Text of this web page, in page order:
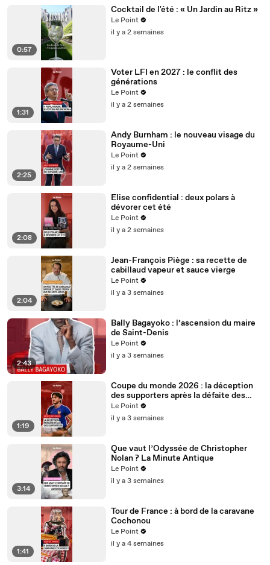
0:57
Cocktail de l'été : « Un Jardin au Ritz »
Le Point
il y a 2 semaines
1:31
Voter LFI en 2027 : le conflit des
générations
Le Point
il y a 2 semaines
2:25
Andy Burnham : le nouveau visage du
Royaume-Uni
Le Point
il y a 2 semaines
2:08
Elise confidential : deux polars à
dévorer cet été
Le Point
il y a 2 semaines
2:04
Jean-François Piège : sa recette de
cabillaud vapeur et sauce vierge
Le Point
il y a 3 semaines
2:43
Bally Bagayoko : l’ascension du maire
de Saint-Denis
Le Point
il y a 3 semaines
1:19
Coupe du monde 2026 : la déception
des supporters après la défaite des
Bleus
Le Point
il y a 3 semaines
3:14
Que vaut l’Odyssée de Christopher
Nolan ? La Minute Antique
Le Point
il y a 3 semaines
1:41
Tour de France : à bord de la caravane
Cochonou
Le Point
il y a 4 semaines